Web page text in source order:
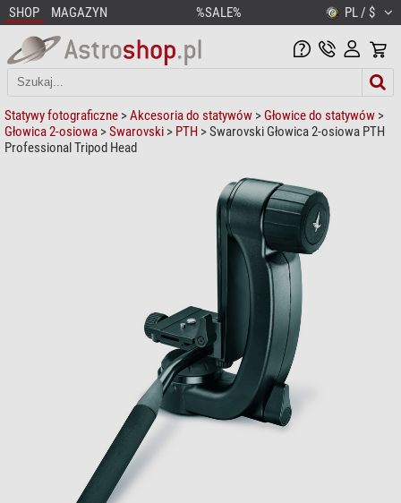
SHOP MAGAZYN %SALE% PL / $
Statywy fotograficzne >Akcesoria do statywów > Głowice do statywów >
Głowica 2-osiowa >Swarovski > PTH > Swarovski Głowica 2-osiowa PTH
Professional Tripod Head